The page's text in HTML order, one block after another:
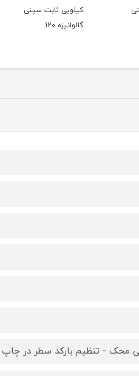
کیلویی ثابت سینی
گالوانیزه 120
محک - تنظیم بارکد سطر در